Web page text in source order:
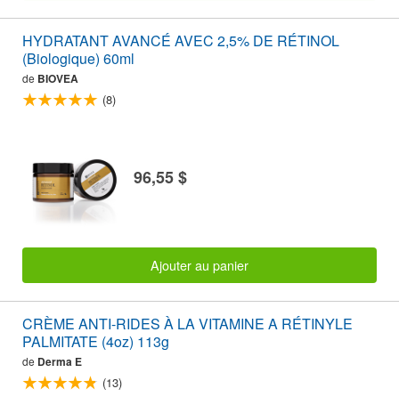
HYDRATANT AVANCÉ AVEC 2,5% DE RÉTINOL
(Biologique) 60ml
de BIOVEA
(8)
96,55 $
Ajouter au panier
CRÈME ANTI-RIDES À LA VITAMINE A RÉTINYLE
PALMITATE (4oz) 113g
de Derma E
(13)